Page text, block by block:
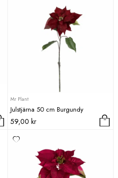
Mr Plant
Julstjärna 50 cm Burgundy
59,00 kr